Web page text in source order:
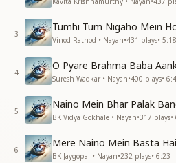
मैं निराकार को देखते-देखते
अब तो मैं भी निराकार होने लगी
ज्योति बिंदु, मेरे, आपके ध्यान में
देह-दुनिया का मैं भान खोने लगी
देह-दुनिया का मैं भान खोने लगी
By gazing upon the Incorporeal
I, too, have started becoming
As I focus on You, my eternal
I have begun losing
I have begun losing
3
Tumhi Tum Nigaho Mein
Vinod Rathod • Nayan•431 plays• 5:18
4
O Pyare Brahma Baba
Suresh Wadkar • Nayan•400 plays•
5
Naino Mein Bhar Palak
BK Vidya Gokhale • Nayan•317 plays•
6
Mere Naino Mein Basta
BK Jaygopal • Nayan•232 plays• 6:23